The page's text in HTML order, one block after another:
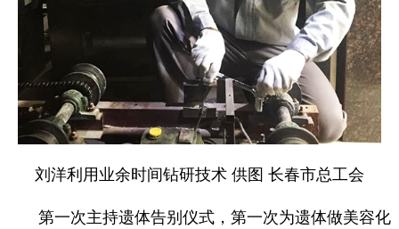
刘洋利用业余时间钻研技术 供图 长春市总工会
第一次主持遗体告别仪式，第一次为遗体做美容化